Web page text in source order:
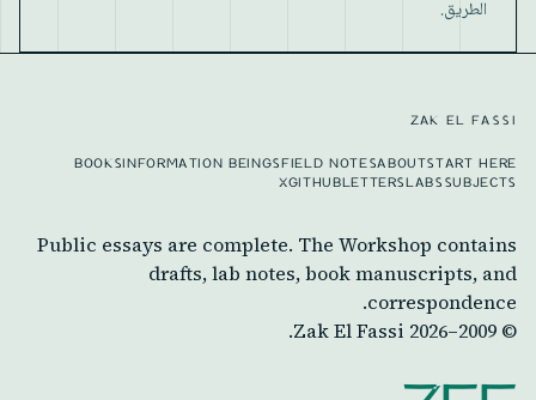
الطريق.
ZAK EL FASSI
START HERE
ABOUT
FIELD NOTES
INFORMATION BEINGS
BOOKS
SUBJECTS
LABS
LETTERS
GITHUB
X
Public essays are complete. The Workshop contains
drafts, lab notes, book manuscripts, and
correspondence.
© 2009–
2026
Zak El Fassi.